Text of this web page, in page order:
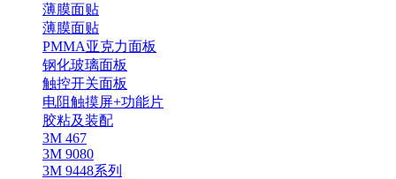
薄膜面贴
薄膜面贴
PMMA亚克力面板
钢化玻璃面板
触控开关面板
电阻触摸屏+功能片
胶粘及装配
3M 467
3M 9080
3M 9448系列